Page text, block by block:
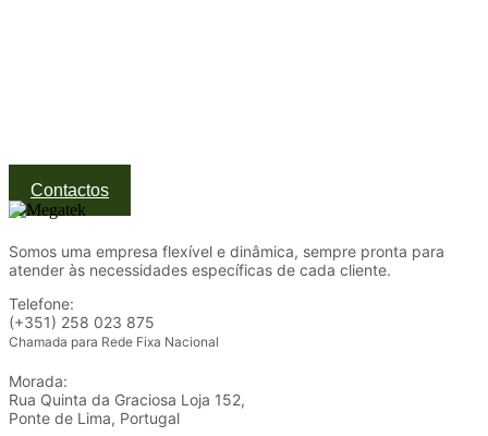
Contactos
Somos uma empresa flexível e dinâmica, sempre pronta para
atender às necessidades específicas de cada cliente.
Telefone:
(+351) 258 023 875
Chamada para Rede Fixa Nacional
Morada:
Rua Quinta da Graciosa Loja 152,
Ponte de Lima, Portugal